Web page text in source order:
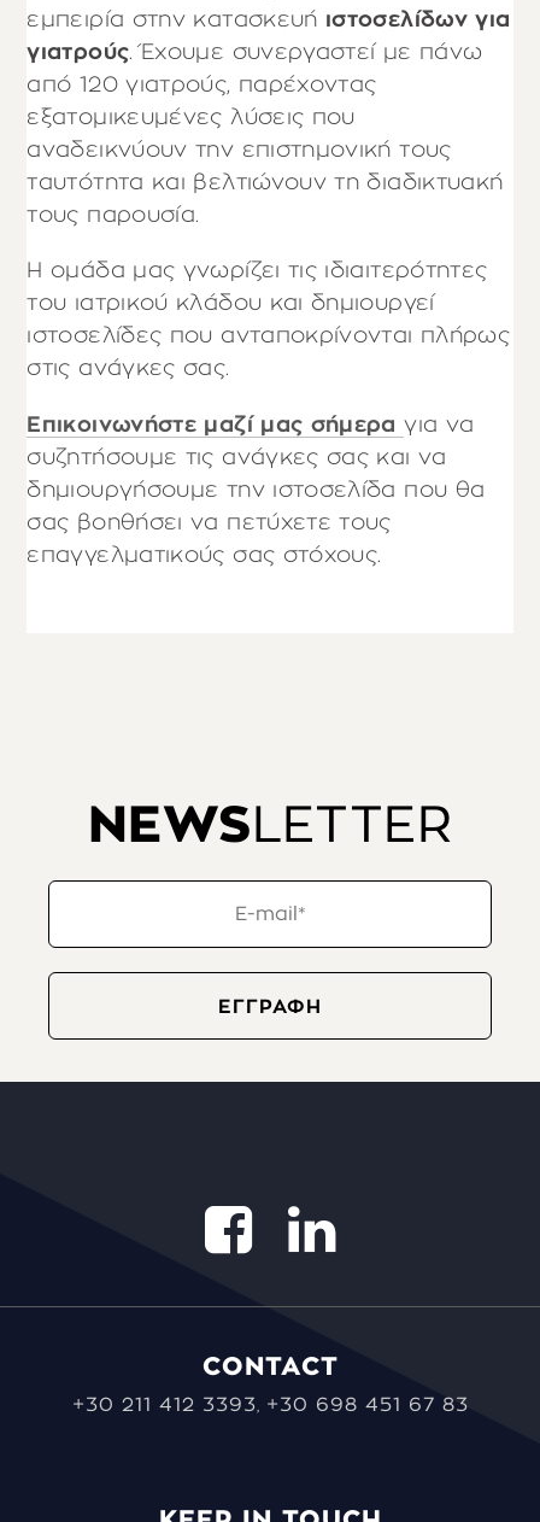
εμπειρία στην κατασκευή ιστοσελίδων για
γιατρούς. Έχουμε συνεργαστεί με πάνω
από 120 γιατρούς, παρέχοντας
εξατομικευμένες λύσεις που
αναδεικνύουν την επιστημονική τους
ταυτότητα και βελτιώνουν τη διαδικτυακή
τους παρουσία.
Η ομάδα μας γνωρίζει τις ιδιαιτερότητες
του ιατρικού κλάδου και δημιουργεί
ιστοσελίδες που ανταποκρίνονται πλήρως
στις ανάγκες σας.
Επικοινωνήστε μαζί μας σήμεραγια να
συζητήσουμε τις ανάγκες σας και να
δημιουργήσουμε την ιστοσελίδα που θα
σας βοηθήσει να πετύχετε τους
επαγγελματικούς σας στόχους.
NEWS LETTER
CONTACT
+30 211 412 3393 +30 698 451 67 83